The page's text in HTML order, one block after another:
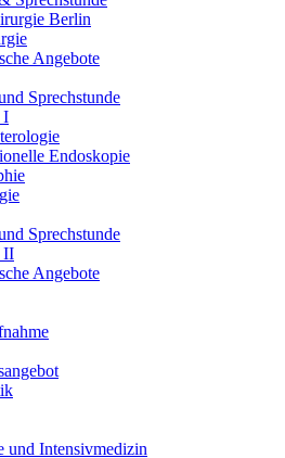
Berlin
Angebote
Sprechstunde
I
Endoskopie
Sprechstunde
II
Angebote
und Intensivmedizin